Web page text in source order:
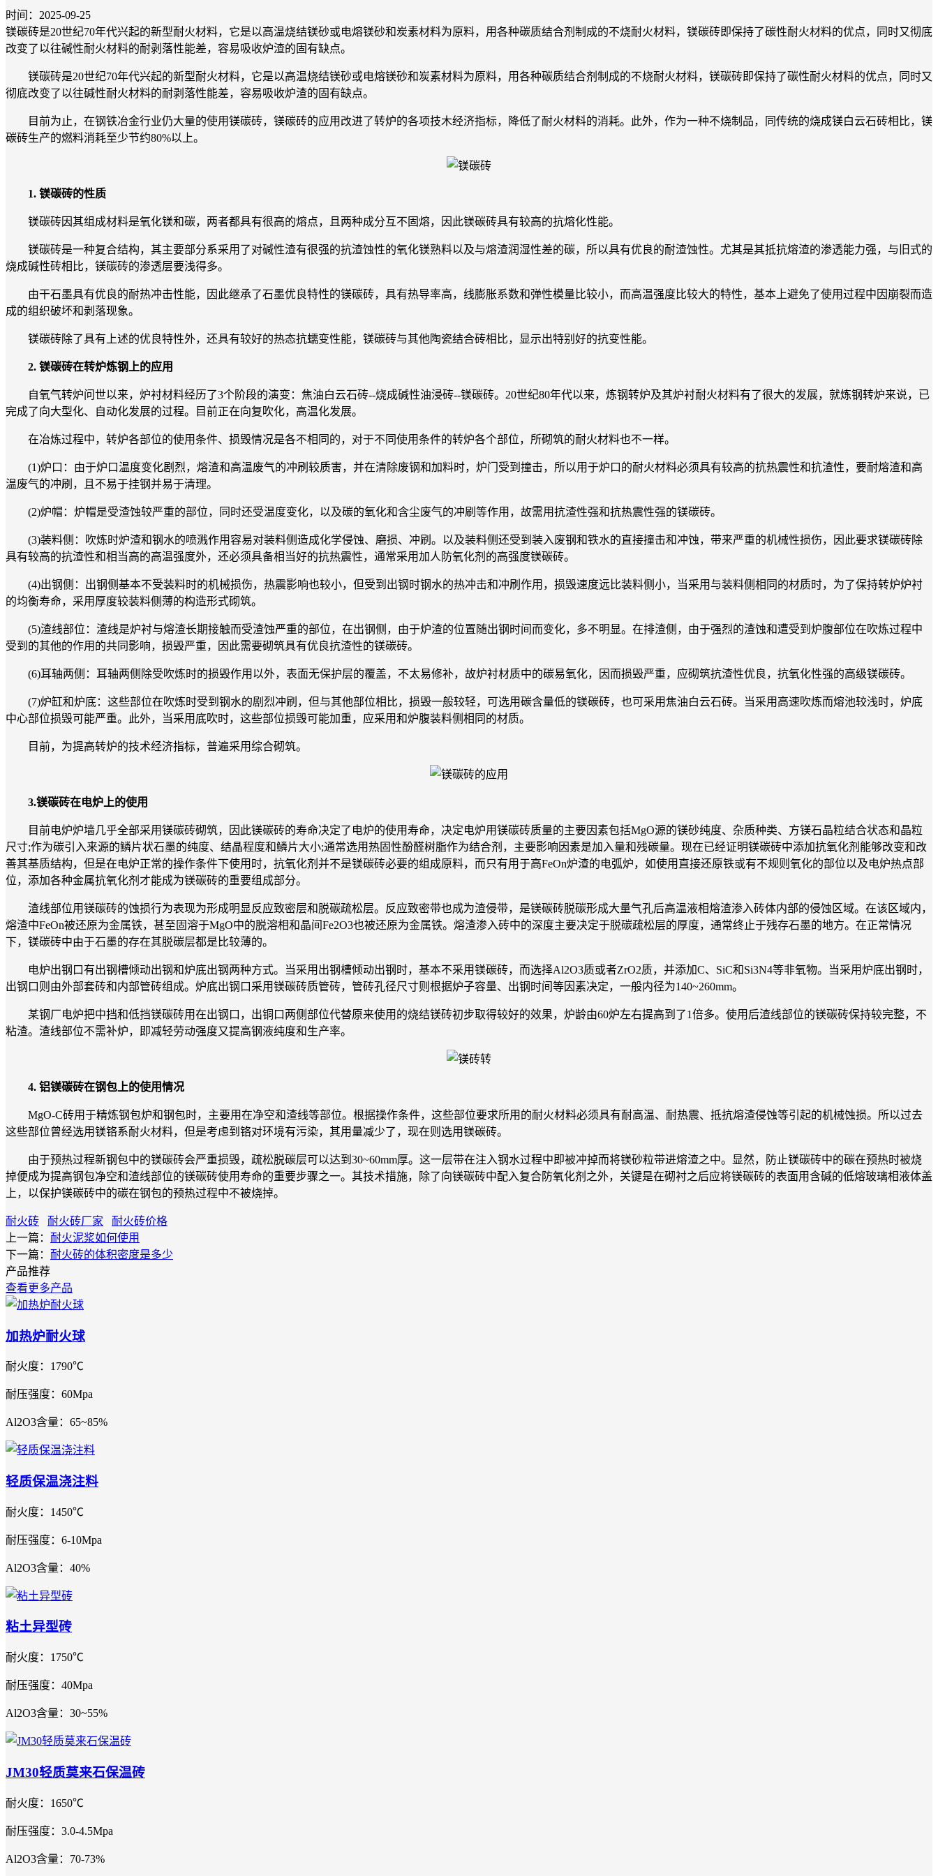
时间：2025-09-25
镁碳砖是20世纪70年代兴起的新型耐火材料，它是以高温烧结镁砂或电熔镁砂和炭素材料为原料，用各种碳质结合剂制成的不烧耐火材料，镁碳砖即保持了碳性耐火材料的优点，同时又彻底
改变了以往碱性耐火材料的耐剥落性能差，容易吸收炉渣的固有缺点。
镁碳砖是20世纪70年代兴起的新型耐火材料，它是以高温烧结镁砂或电熔镁砂和炭素材料为原料，用各种碳质结合剂制成的不烧耐火材料，镁碳砖即保持了碳性耐火材料的优点，同时又
彻底改变了以往碱性耐火材料的耐剥落性能差，容易吸收炉渣的固有缺点。
目前为止，在钢铁冶金行业仍大量的使用镁碳砖，镁碳砖的应用改进了转炉的各项技木经济指标，降低了耐火材料的消耗。此外，作为一种不烧制品，同传统的烧成镁白云石砖相比，镁
碳砖生产的燃料消耗至少节约80%以上。
1. 镁碳砖的性质
镁碳砖因其组成材料是氧化镁和碳，两者都具有很高的熔点，且两种成分互不固熔，因此镁碳砖具有较高的抗熔化性能。
镁碳砖是一种复合结构，其主要部分系采用了对碱性渣有很强的抗渣蚀性的氧化镁熟料以及与熔渣润湿性差的碳，所以具有优良的耐渣蚀性。尤其是其抵抗熔渣的渗透能力强，与旧式的
烧成碱性砖相比，镁碳砖的渗透层要浅得多。
由干石墨具有优良的耐热冲击性能，因此继承了石墨优良特性的镁碳砖，具有热导率高，线膨胀系数和弹性模量比较小，而高温强度比较大的特性，基本上避免了使用过程中因崩裂而造
成的组织破坏和剥落现象。
镁碳砖除了具有上述的优良特性外，还具有较好的热态抗蠕变性能，镁碳砖与其他陶瓷结合砖相比，显示出特别好的抗变性能。
2. 镁碳砖在转炉炼钢上的应用
自氧气转炉问世以来，炉衬材料经历了3个阶段的演变：焦油白云石砖--烧成碱性油浸砖--镁碳砖。20世纪80年代以来，炼钢转炉及其炉衬耐火材料有了很大的发展，就炼钢转炉来说，已
完成了向大型化、自动化发展的过程。目前正在向复吹化，高温化发展。
在冶炼过程中，转炉各部位的使用条件、损毁情况是各不相同的，对于不同使用条件的转炉各个部位，所砌筑的耐火材料也不一样。
(1)炉口：由于炉口温度变化剧烈，熔渣和高温废气的冲刷较质害，并在清除废钢和加料时，炉门受到撞击，所以用于炉口的耐火材料必须具有较高的抗热震性和抗渣性，要耐熔渣和高
温废气的冲刷，且不易于挂钢并易于清理。
(2)炉帽：炉帽是受渣蚀较严重的部位，同时还受温度变化，以及碳的氧化和含尘废气的冲刷等作用，故需用抗渣性强和抗热震性强的镁碳砖。
(3)装料侧：吹炼时炉渣和钢水的喷溅作用容易对装料侧造成化学侵蚀、磨损、冲刷。以及装料侧还受到装入废钢和铁水的直接撞击和冲蚀，带来严重的机械性损伤，因此要求镁碳砖除
具有较高的抗渣性和相当高的高温强度外，还必须具备相当好的抗热震性，通常采用加人防氧化剂的高强度镁碳砖。
(4)出钢侧：出钢侧基本不受装料时的机械损伤，热震影响也较小，但受到出钢时钢水的热冲击和冲刷作用，损毁速度远比装料侧小，当采用与装料侧相同的材质时，为了保持转炉炉衬
的均衡寿命，采用厚度较装料侧薄的构造形式砌筑。
(5)渣线部位：渣线是炉衬与熔渣长期接触而受渣蚀严重的部位，在出钢侧，由于炉渣的位置随出钢时间而变化，多不明显。在排渣侧，由于强烈的渣蚀和遭受到炉腹部位在吹炼过程中
受到的其他的作用的共同影响，损毁严重，因此需要砌筑具有优良抗渣性的镁碳砖。
(6)耳轴两侧：耳轴两侧除受吹炼时的损毁作用以外，表面无保护层的覆盖，不太易修补，故炉衬材质中的碳易氧化，因而损毁严重，应砌筑抗渣性优良，抗氧化性强的高级镁碳砖。
(7)炉缸和炉底：这些部位在吹炼时受到钢水的剧烈冲刷，但与其他部位相比，损毁一般较轻，可选用碳含量低的镁碳砖，也可采用焦油白云石砖。当采用高速吹炼而熔池较浅时，炉底
中心部位损毁可能严重。此外，当采用底吹时，这些部位损毁可能加重，应采用和炉腹装料侧相同的材质。
目前，为提高转炉的技术经济指标，普遍采用综合砌筑。
3.镁碳砖在电炉上的使用
目前电炉炉墙几乎全部采用镁碳砖砌筑，因此镁碳砖的寿命决定了电炉的使用寿命，决定电炉用镁碳砖质量的主要因素包括MgO源的镁砂纯度、杂质种类、方镁石晶粒结合状态和晶粒
尺寸;作为碳引入来源的鳞片状石墨的纯度、结晶程度和鳞片大小;通常选用热固性酚醛树脂作为结合剂，主要影响因素是加入量和残碳量。现在已经证明镁碳砖中添加抗氧化剂能够改变和改
善其基质结构，但是在电炉正常的操作条件下使用时，抗氧化剂并不是镁碳砖必要的组成原料，而只有用于高FeOn炉渣的电弧炉，如使用直接还原铁或有不规则氧化的部位以及电炉热点部
位，添加各种金属抗氧化剂才能成为镁碳砖的重要组成部分。
渣线部位用镁碳砖的蚀损行为表现为形成明显反应致密层和脱碳疏松层。反应致密带也成为渣侵带，是镁碳砖脱碳形成大量气孔后高温液相熔渣渗入砖体内部的侵蚀区域。在该区域内，
熔渣中FeOn被还原为金属铁，甚至固溶于MgO中的脱溶相和晶间Fe2O3也被还原为金属铁。熔渣渗入砖中的深度主要决定于脱碳疏松层的厚度，通常终止于残存石墨的地方。在正常情况
下，镁碳砖中由于石墨的存在其脱碳层都是比较薄的。
电炉出钢口有出钢槽倾动出钢和炉底出钢两种方式。当采用出钢槽倾动出钢时，基本不采用镁碳砖，而选择Al2O3质或者ZrO2质，并添加C、SiC和Si3N4等非氧物。当采用炉底出钢时，
出钢口则由外部套砖和内部管砖组成。炉底出钢口采用镁碳砖质管砖，管砖孔径尺寸则根据炉子容量、出钢时间等因素决定，一般内径为140~260mm。
某钢厂电炉把中挡和低挡镁碳砖用在出钢口，出铜口两侧部位代替原来使用的烧结镁砖初步取得较好的效果，炉龄由60炉左右提高到了1倍多。使用后渣线部位的镁碳砖保持较完整，不
粘渣。渣线部位不需补炉，即减轻劳动强度又提高钢液纯度和生产率。
4. 铝镁碳砖在钢包上的使用情况
MgO-C砖用于精炼钢包炉和钢包时，主要用在净空和渣线等部位。根据操作条件，这些部位要求所用的耐火材料必须具有耐高温、耐热震、抵抗熔渣侵蚀等引起的机械蚀损。所以过去
这些部位曾经选用镁铬系耐火材料，但是考虑到铬对环境有污染，其用量减少了，现在则选用镁碳砖。
由于预热过程新钢包中的镁碳砖会严重损毁，疏松脱碳层可以达到30~60mm厚。这一层带在注入钢水过程中即被冲掉而将镁砂粒带进熔渣之中。显然，防止镁碳砖中的碳在预热时被烧
掉便成为提高钢包净空和渣线部位的镁碳砖使用寿命的重要步骤之一。其技术措施，除了向镁碳砖中配入复合防氧化剂之外，关键是在砌衬之后应将镁碳砖的表面用含碱的低熔玻璃相液体盖
上，以保护镁碳砖中的碳在钢包的预热过程中不被烧掉。
耐火砖 耐火砖厂家
耐火砖价格
上一篇： 耐火泥浆如何使用
下一篇： 耐火砖的体积密度是多少
产品推荐
查看更多产品
加热炉耐火球
耐火度：1790℃
耐压强度：60Mpa
Al2O3含量：65~85%
轻质保温浇注料
耐火度：1450℃
耐压强度：6-10Mpa
Al2O3含量：40%
粘土异型砖
耐火度：1750℃
耐压强度：40Mpa
Al2O3含量：30~55%
JM30轻质莫来石保温砖
耐火度：1650℃
耐压强度：3.0-4.5Mpa
Al2O3含量：70-73%